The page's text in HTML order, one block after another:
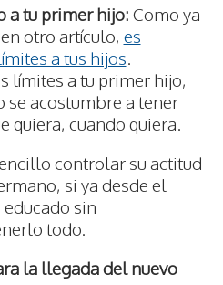
a tu primer hijo: Como ya
otro artículo, es
a tus hijos
límites a tu primer hijo,
se acostumbre a tener
quiera, cuando quiera.
controlar su actitud
si ya desde el
sin
todo.
la llegada del nuevo